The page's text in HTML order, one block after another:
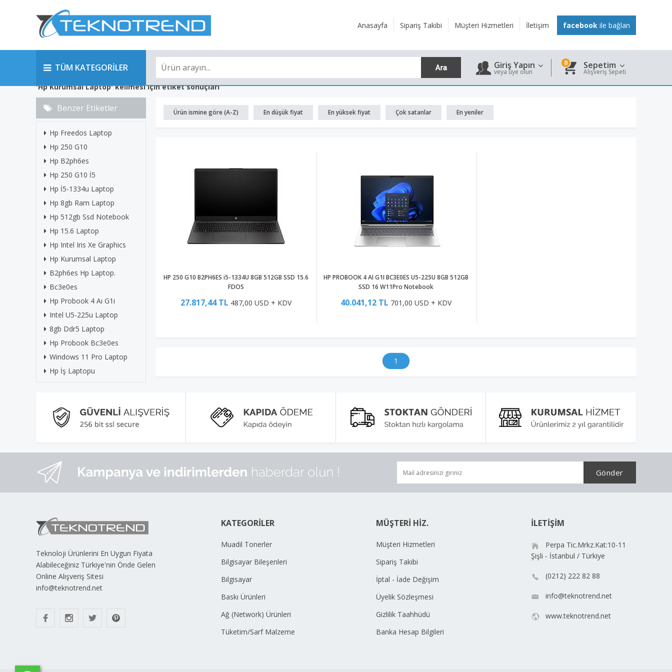
Anasayfa Sipariş Takibi Müşteri Hizmetleri İletişim facebook ile bağlan
TÜM KATEGORİLER Giriş Yapın
veya üye olun
0 Sepetim
Alışveriş Sepeti
'Hp Kurumsal Laptop' kelimesi için etiket sonuçları
Benzer Etiketler
Hp Freedos Laptop
Hp 250 G10
Hp B2ph6es
Hp 250 G10 İ5
Hp İ5-1334u Laptop
Hp 8gb Ram Laptop
Hp 512gb Ssd Notebook
Hp 15.6 Laptop
Hp Intel Iris Xe Graphics
Hp Kurumsal Laptop
B2ph6es Hp Laptop.
Bc3e0es
Hp Probook 4 Aı G1i
Intel U5-225u Laptop
8gb Ddr5 Laptop
Hp Probook Bc3e0es
Windows 11 Pro Laptop
Hp İş Laptopu
Ürün ismine göre (A-Z) En düşük fiyat En yüksek fiyat Çok satanlar En yeniler
HP 250 G10 B2PH6ES i5-1334U 8GB 512GB SSD 15.6
FDOS
27.817,44 TL 487,00 USD + KDV
HP PROBOOK 4 AI G1I BC3E0ES U5-225U 8GB 512GB
SSD 16 W11Pro Notebook
40.041,12 TL 701,00 USD + KDV
1
Teknoloji Ürünlerini En Uygun Fiyata
Alabileceğiniz Türkiye'nin Önde Gelen
Online Alışveriş Sitesi
info@teknotrend.net
KATEGORİLER
Muadil Tonerler
Bilgisayar Bileşenleri
Bilgisayar
Baskı Ürünleri
Ağ (Network) Ürünleri
Tüketim/Sarf Malzeme
MÜŞTERİ HİZ.
Müşteri Hizmetleri
Sipariş Takibi
İptal - İade Değişim
Üyelik Sözleşmesi
Gizlilik Taahhüdü
Banka Hesap Bilgileri
İLETİŞİM
Perpa Tic.Mrkz.Kat:10-11
Şişli - İstanbul / Türkiye
(0212) 222 82 88
info@teknotrend.net
www.teknotrend.net